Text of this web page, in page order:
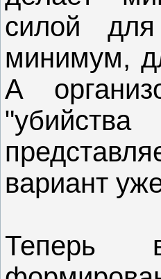
силой
минимум,
А
вариант
Теперь